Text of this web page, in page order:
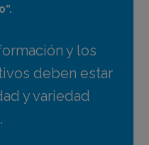
y los
deben estar
y variedad